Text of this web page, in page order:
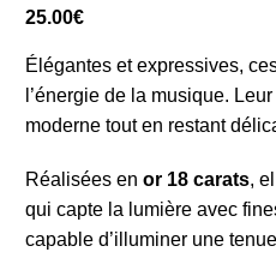
25.00€
Élégantes et expressives,
l’énergie de la musique. Leur
moderne tout en restant
Réalisées en or 18 carats,
qui capte la lumière avec
capable d’illuminer une